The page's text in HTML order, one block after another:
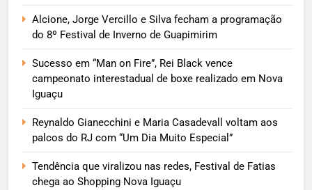
Alcione, Jorge Vercillo e Silva fecham a programação
do 8º Festival de Inverno de Guapimirim
Sucesso em “Man on Fire”, Rei Black vence
campeonato interestadual de boxe realizado em Nova
Iguaçu
Reynaldo Gianecchini e Maria Casadevall voltam aos
palcos do RJ com “Um Dia Muito Especial”
Tendência que viralizou nas redes, Festival de Fatias
chega ao Shopping Nova Iguaçu